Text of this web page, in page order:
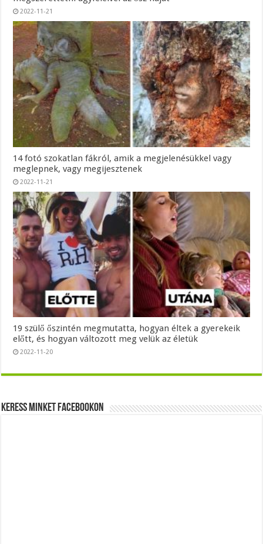
2022-11-21
14 fotó szokatlan fákról, amik a megjelenésükkel vagy
meglepnek, vagy megijesztenek
2022-11-21
19 szülő őszintén megmutatta, hogyan éltek a gyerekeik
előtt, és hogyan változott meg velük az életük
2022-11-20
Keress minket Facebookon